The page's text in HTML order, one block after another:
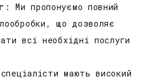
: Ми пропонуємо повний
що дозволяє
всі необхідні послуги
мають високий